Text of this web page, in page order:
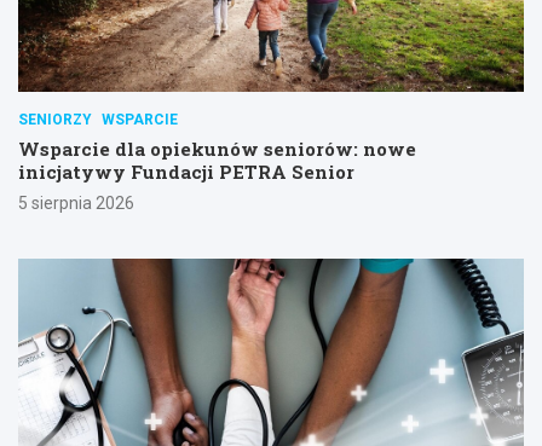
SENIORZY WSPARCIE
Wsparcie dla opiekunów seniorów: nowe
inicjatywy Fundacji PETRA Senior
5 sierpnia 2026